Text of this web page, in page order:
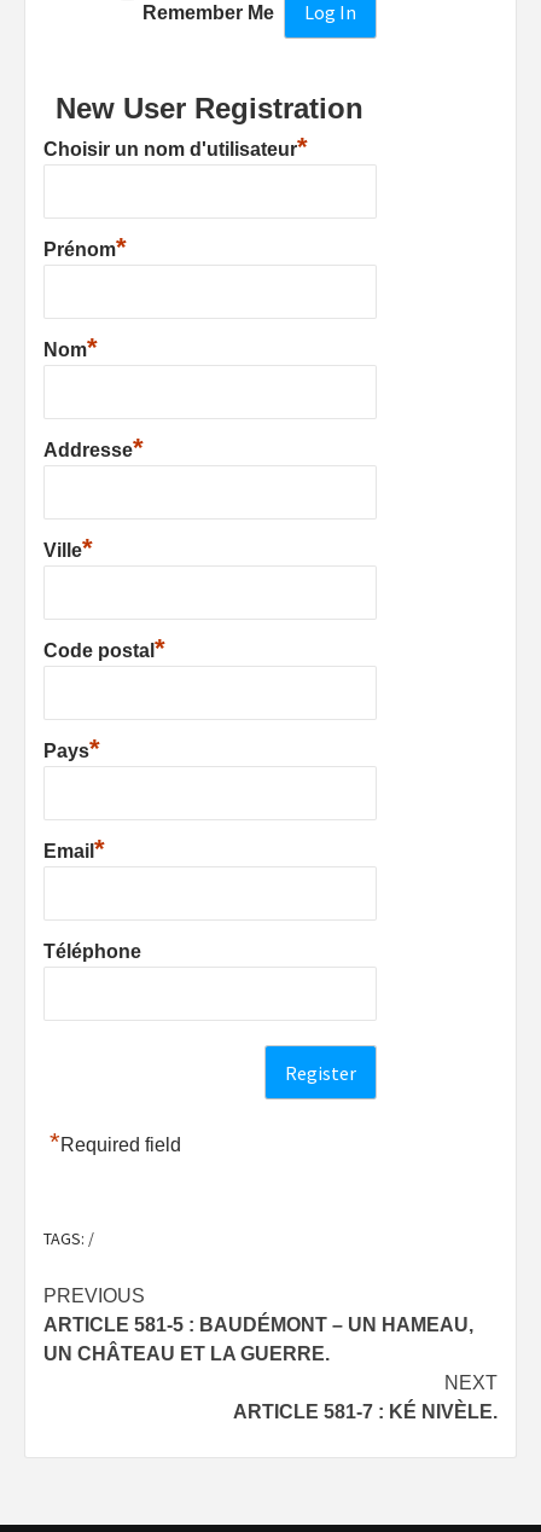
Remember Me
New User Registration
Choisir un nom d'utilisateur*
Prénom*
Nom*
Addresse*
Ville*
Code postal *
Pays*
Email *
Téléphone
*Required field
TAGS: /
Post
navigation
PREVIOUS
ARTICLE 581-5 : BAUDÉMONT – UN HAMEAU,
UN CHÂTEAU ET LA GUERRE.
NEXT
ARTICLE 581-7 : KÉ NIVÈLE.